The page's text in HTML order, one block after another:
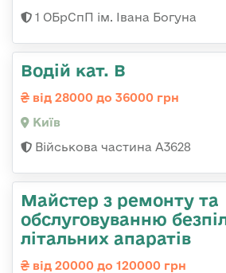
1 ОБрСпП ім. Івана Богуна
Водій кат. В
від 28000 до 36000 грн
Київ
Військова частина А3628
Майстер з ремонту та
обслуговуванню
літальних апаратів
від 20000 до 120000 грн